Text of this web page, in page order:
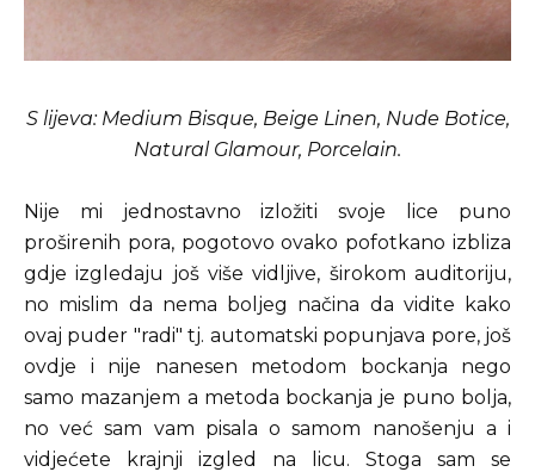
S lijeva: Medium Bisque, Beige Linen, Nude Botice,
Natural Glamour, Porcelain.
Nije mi jednostavno izložiti svoje lice puno
proširenih pora, pogotovo ovako pofotkano izbliza
gdje izgledaju još više vidljive, širokom auditoriju,
no mislim da nema boljeg načina da vidite kako
ovaj puder "radi" tj. automatski popunjava pore, još
ovdje i nije nanesen metodom bockanja nego
samo mazanjem a metoda bockanja je puno bolja,
no već sam vam pisala o samom nanošenju a i
vidjećete krajnji izgled na licu. Stoga sam se